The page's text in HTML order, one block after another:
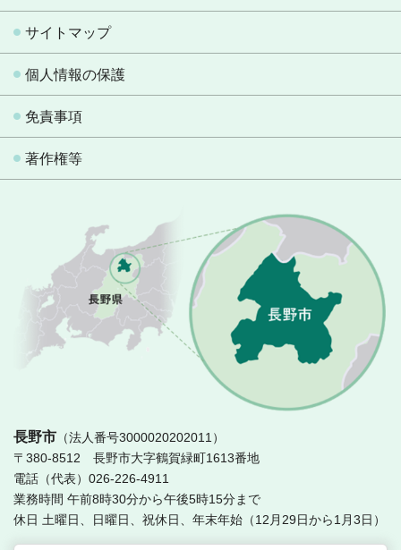
サイトマップ
個人情報の保護
免責事項
著作権等
長野市 （法人番号3000020202011）
〒380-8512 長野市大字鶴賀緑町1613番地
電話（代表）026-226-4911
業務時間 午前8時30分から午後5時15分まで
休日 土曜日、日曜日、祝休日、年末年始（12月29日から1月3日）